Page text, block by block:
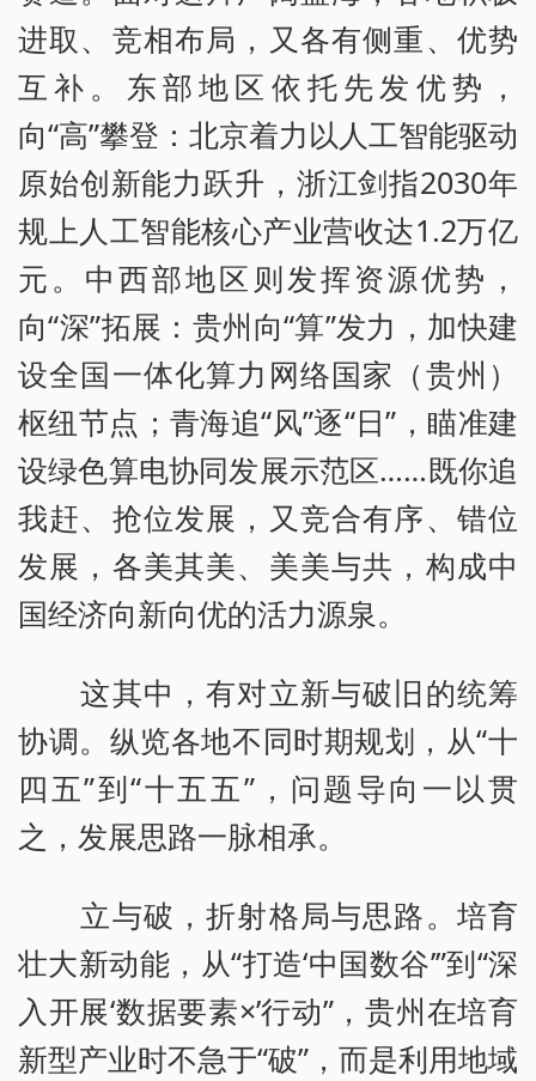
进取、竞相布局，又各有侧重、优势
互补。东部地区依托先发优势，
向“高”攀登：北京着力以人工智能驱动
原始创新能力跃升，浙江剑指2030年
规上人工智能核心产业营收达1.2万亿
元。中西部地区则发挥资源优势，
向“深”拓展：贵州向“算”发力，加快建
设全国一体化算力网络国家（贵州）
枢纽节点；青海追“风”逐“日”，瞄准建
设绿色算电协同发展示范区……既你追
我赶、抢位发展，又竞合有序、错位
发展，各美其美、美美与共，构成中
国经济向新向优的活力源泉。
这其中，有对立新与破旧的统筹
协调。纵览各地不同时期规划，从“十
四五”到“十五五”，问题导向一以贯
之，发展思路一脉相承。
立与破，折射格局与思路。培育
壮大新动能，从“打造‘中国数谷’”到“深
入开展‘数据要素×’行动”，贵州在培育
新型产业时不急于“破”，而是利用地域